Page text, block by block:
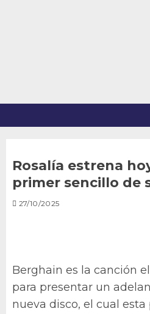
Rosalía estrena
primer sencillo de
27/10/2025
Berghain es la canción
para presentar un
nueva disco, el cual esta